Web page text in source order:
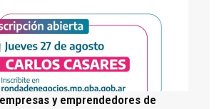
y emprendedores de